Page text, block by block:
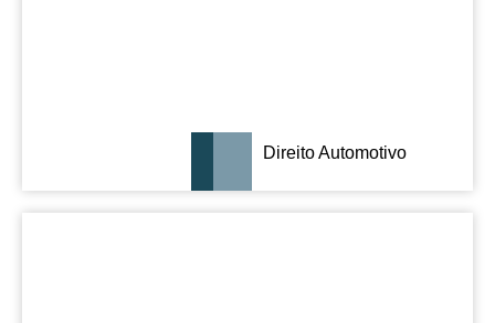
Direito Automotivo